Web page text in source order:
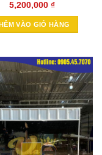
5,200,000 ₫
VÀO GIỎ HÀNG